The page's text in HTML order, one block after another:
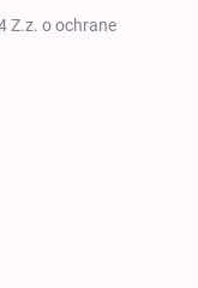
Z.z. o ochrane